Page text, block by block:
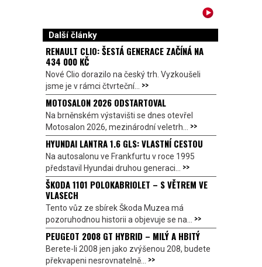
Další články
RENAULT CLIO: ŠESTÁ GENERACE ZAČÍNÁ NA
434 000 KČ
Nové Clio dorazilo na český trh. Vyzkoušeli
jsme je v rámci čtvrteční... >>
MOTOSALON 2026 ODSTARTOVAL
Na brněnském výstavišti se dnes otevřel
Motosalon 2026, mezinárodní veletrh... >>
HYUNDAI LANTRA 1.6 GLS: VLASTNÍ CESTOU
Na autosalonu ve Frankfurtu v roce 1995
představil Hyundai druhou generaci... >>
ŠKODA 1101 POLOKABRIOLET – S VĚTREM VE
VLASECH
Tento vůz ze sbírek Škoda Muzea má
pozoruhodnou historii a objevuje se na... >>
PEUGEOT 2008 GT HYBRID – MILÝ A HBITÝ
Berete-li 2008 jen jako zvýšenou 208, budete
překvapeni nesrovnatelně... >>